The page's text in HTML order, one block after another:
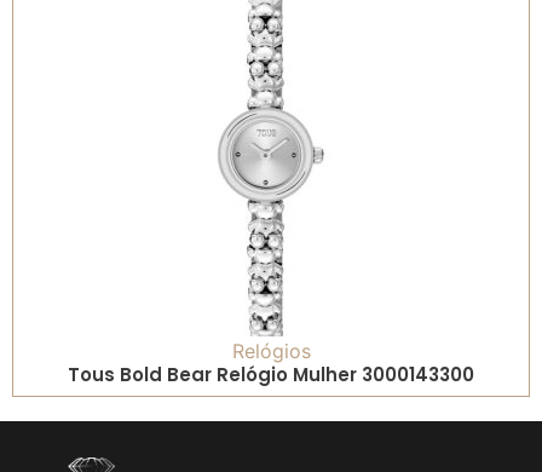
Relógios
Tous Bold Bear Relógio Mulher 3000143300